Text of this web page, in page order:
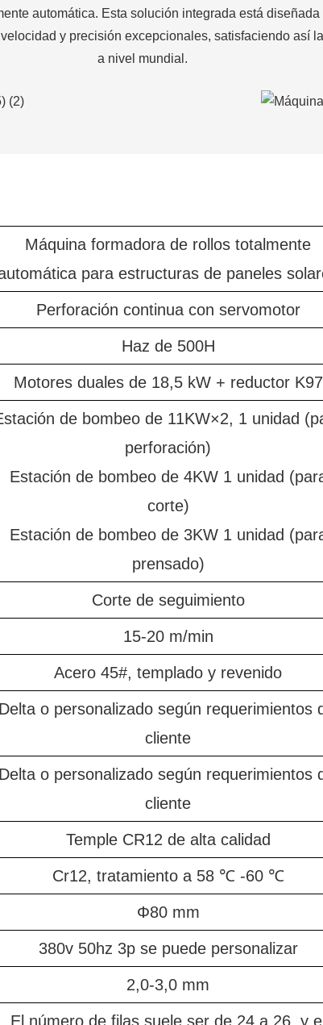
automática. Esta solución integrada está
y precisión excepcionales, satisfaciendo así
a nivel mundial.
Máquina formadora de rollos totalmente
para estructuras de paneles
Perforación continua con servomotor
Haz de 500H
Motores duales de 18,5 kW + reductor K97
de bombeo de 11KW×2, 1 unidad
perforación)
Estación de bombeo de 4KW 1 unidad
corte)
Estación de bombeo de 3KW 1 unidad
prensado)
Corte de seguimiento
15-20 m/min
Acero 45#, templado y revenido
Delta o personalizado según requerimientos
cliente
Delta o personalizado según requerimientos
cliente
Temple CR12 de alta calidad
Cr12, tratamiento a 58 ℃ -60 ℃
Φ80 mm
380v 50hz 3p se puede personalizar
2,0-3,0 mm
El número de filas suele ser de 24 a 26, y el